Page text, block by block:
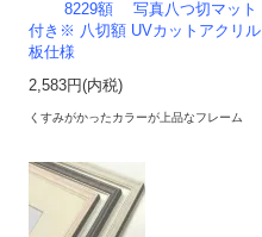
8229額 写真八つ切マット
付き※ 八切額 UVカットアクリル
板仕様
2,583円(内税)
くすみがかったカラーが上品なフレーム